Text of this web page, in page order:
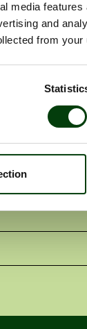
media
and
from